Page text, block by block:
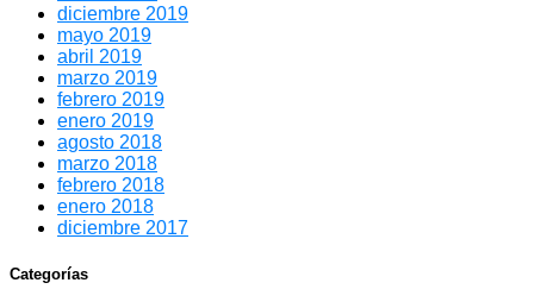
diciembre 2019
mayo 2019
abril 2019
marzo 2019
febrero 2019
enero 2019
agosto 2018
marzo 2018
febrero 2018
enero 2018
diciembre 2017
Categorías